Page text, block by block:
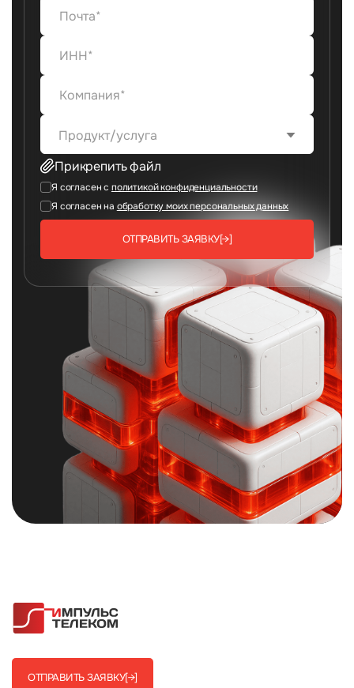
Продукт/услуга
Прикрепить файл
Я согласен с политикой конфиденциальности
Я согласен на обработку моих персональных данных
ОТПРАВИТЬ ЗАЯВКУ[→]
ОТПРАВИТЬ ЗАЯВКУ[→]